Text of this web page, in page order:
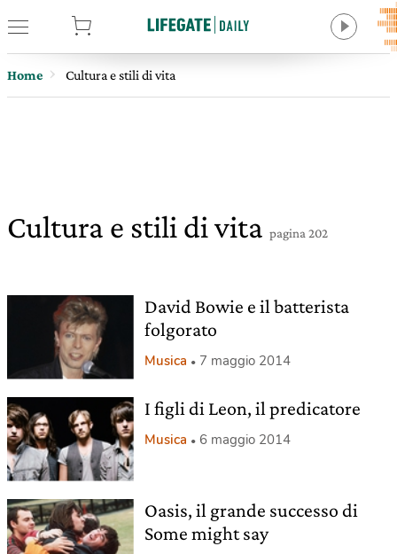
Home Cultura e stili di vita
Cultura e stili di vita pagina 202
David Bowie e il batterista
folgorato
Musica 7 maggio 2014
I figli di Leon, il predicatore
Musica 6 maggio 2014
Oasis, il grande successo di
Some might say